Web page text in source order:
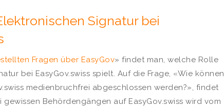
Signatur bei
Fragen über EasyGov» findet man, welche Rolle
bei EasyGov.swiss spielt. Auf die Frage, «Wie können
medienbruchfrei abgeschlossen werden?», findet
gewissen Behördengängen auf EasyGov.swiss wird vom